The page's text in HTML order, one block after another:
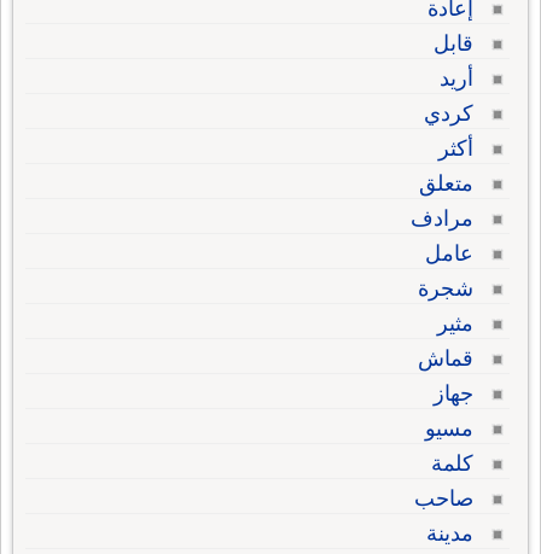
إعادة
قابل
أريد
كردي
أكثر
متعلق
مرادف
عامل
شجرة
مثير
قماش
جهاز
مسيو
كلمة
صاحب
مدينة